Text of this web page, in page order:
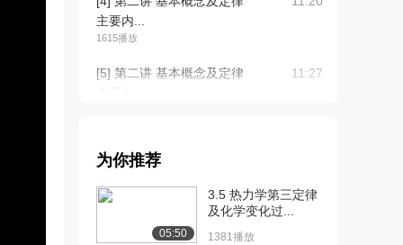
主要内...
1615播放
[5] 第二讲 基本概念及定律
11:27
主要内...
[7] 第三讲 基本概念及定律
主要内容：...
09:43
为你推荐
05:50
3.5 热力学第三定律
及化学变化过...
1381播放